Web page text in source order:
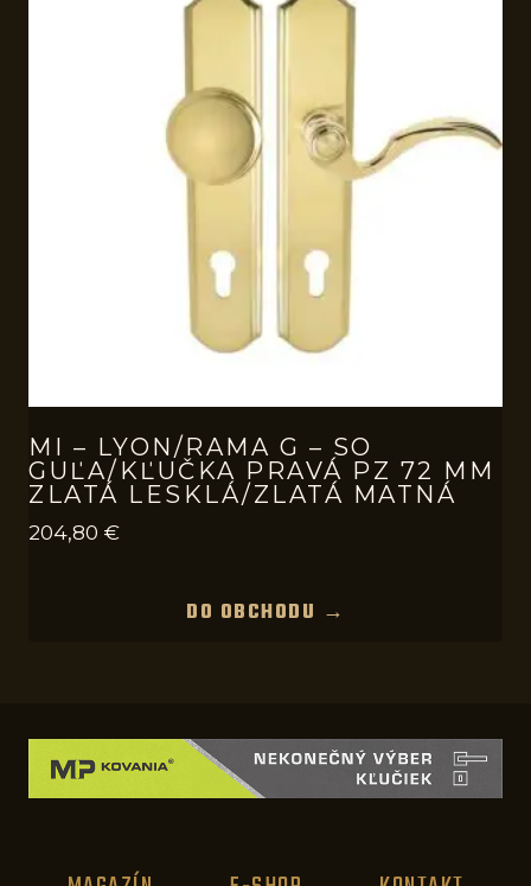
MI – LYON/RAMA G – SO
GUĽA/KĽUČKA PRAVÁ PZ 72 MM
ZLATÁ LESKLÁ/ZLATÁ MATNÁ
204,80 €
DO OBCHODU →